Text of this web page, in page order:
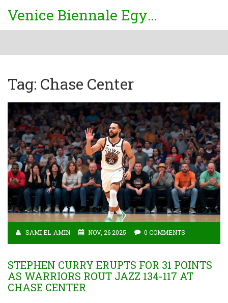
Venice Biennale Egypt
Tag: Chase Center
SAMI EL-AMIN NOV, 26 2025 0 COMMENTS
STEPHEN CURRY ERUPTS FOR 31 POINTS
AS WARRIORS ROUT JAZZ 134-117 AT
CHASE CENTER